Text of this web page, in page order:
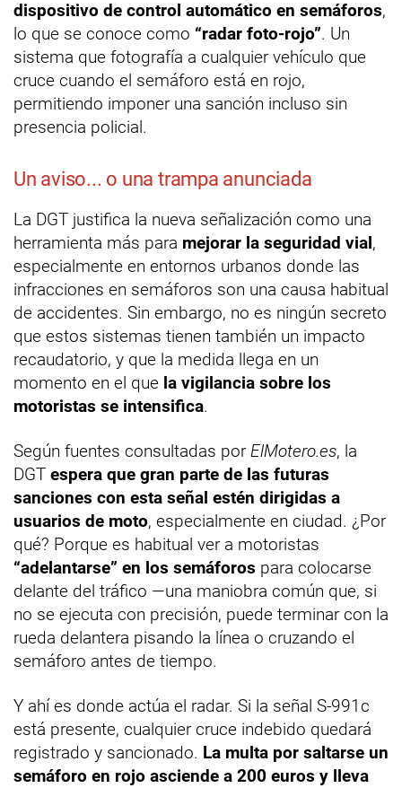
dispositivo de control automático en semáforos,
lo que se conoce como “radar foto-rojo”. Un
sistema que fotografía a cualquier vehículo que
cruce cuando el semáforo está en rojo,
permitiendo imponer una sanción incluso sin
presencia policial.
Un aviso... o una trampa anunciada
La DGT justifica la nueva señalización como una
herramienta más para mejorar la seguridad vial,
especialmente en entornos urbanos donde las
infracciones en semáforos son una causa habitual
de accidentes. Sin embargo, no es ningún secreto
que estos sistemas tienen también un impacto
recaudatorio, y que la medida llega en un
momento en el que la vigilancia sobre los
motoristas se intensifica.
Según fuentes consultadas por ElMotero.es, la
DGT espera que gran parte de las futuras
sanciones con esta señal estén dirigidas a
usuarios de moto, especialmente en ciudad. ¿Por
qué? Porque es habitual ver a motoristas
“adelantarse” en los semáforos para colocarse
delante del tráfico —una maniobra común que, si
no se ejecuta con precisión, puede terminar con la
rueda delantera pisando la línea o cruzando el
semáforo antes de tiempo.
Y ahí es donde actúa el radar. Si la señal S-991c
está presente, cualquier cruce indebido quedará
registrado y sancionado. La multa por saltarse un
semáforo en rojo asciende a 200 euros y lleva